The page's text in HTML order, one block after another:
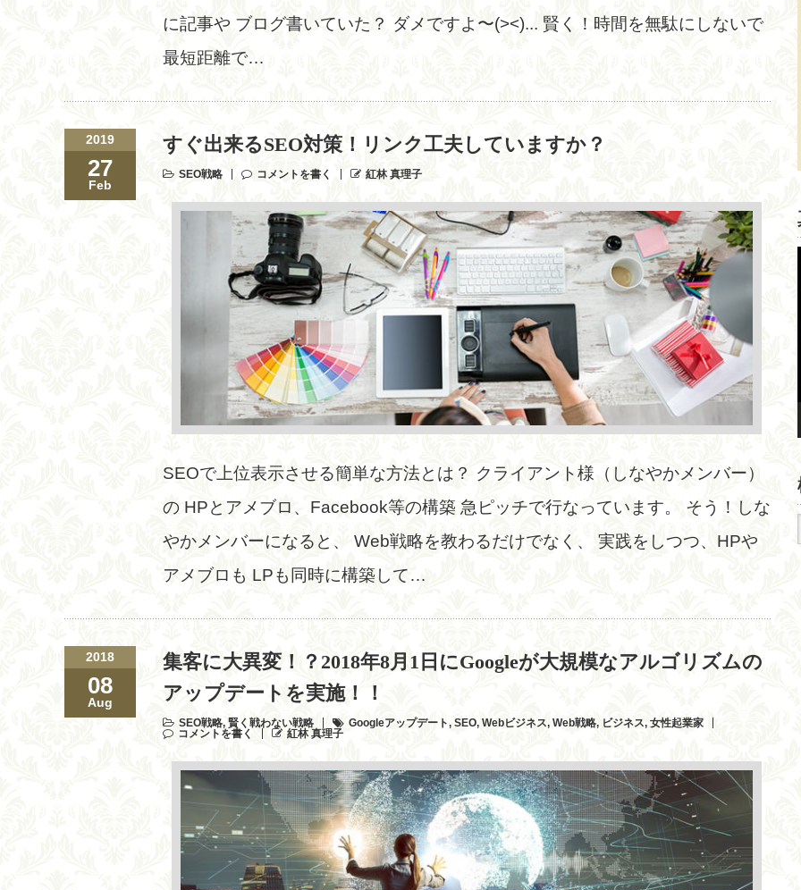
に記事や ブログ書いていた？ ダメですよ〜(><)... 賢く！時間を無駄にしないで
最短距離で…
2019
27
Feb
すぐ出来るSEO対策！リンク工夫していますか？
SEO戦略 コメントを書く 紅林 真理子
SEOで上位表示させる簡単な方法とは？ クライアント様（しなやかメンバー）
の HPとアメブロ、Facebook等の構築 急ピッチで行なっています。 そう！しな
やかメンバーになると、 Web戦略を教わるだけでなく、 実践をしつつ、HPや
アメブロも LPも同時に構築して…
2018
08
Aug
集客に大異変！？2018年8月1日にGoogleが大規模なアルゴリズムの
アップデートを実施！！
SEO戦略, 賢く戦わない戦略 Googleアップデート, SEO, Webビジネス, Web戦略, ビジネス, 女性起業家
コメントを書く
紅林 真理子